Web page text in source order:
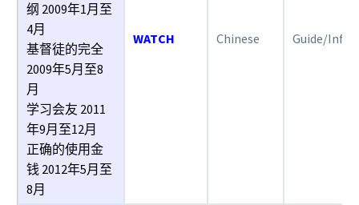
纲 2009年1月至
4月
基督徒的完全
2009年5月至8
月
学习会友 2011
年9月至12月
正确的使用金
钱 2012年5月至
8月
WATCH Chinese Guide/